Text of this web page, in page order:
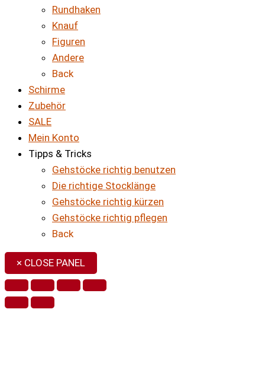
Rundhaken
Knauf
Figuren
Andere
Back
Schirme
Zubehör
SALE
Mein Konto
Tipps & Tricks
Gehstöcke richtig benutzen
Die richtige Stocklänge
Gehstöcke richtig kürzen
Gehstöcke richtig pflegen
Back
× CLOSE PANEL